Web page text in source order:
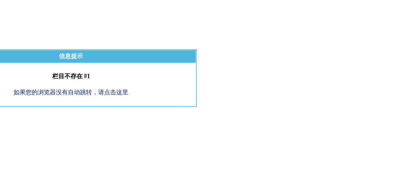
信息提示
栏目不存在 #1
如果您的浏览器没有自动跳转，请点击这里